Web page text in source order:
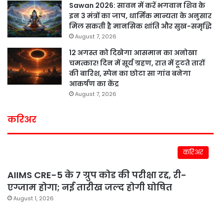
Sawan 2026: सावन में करें भगवान शिव के
इन 3 मंत्रों का जाप, धार्मिक मान्यता के अनुसार
मिल सकती है मानसिक शांति और सुख-समृद्धि
August 7, 2026
12 अगस्त को दिखेगा आसमान का अनोखा
चमत्कार! दिन में सूर्य ग्रहण, रात में टूटते तारों
की बारिश, स्पेन का छोटा सा गांव बनेगा
आकर्षण का केंद्र
August 7, 2026
करिअर
करिअर
AIIMS CRE-5 के 7 ग्रुप कोड की परीक्षा रद्द, री-
एग्जाम होगा; नई तारीख जल्द होगी घोषित
August 1, 2026